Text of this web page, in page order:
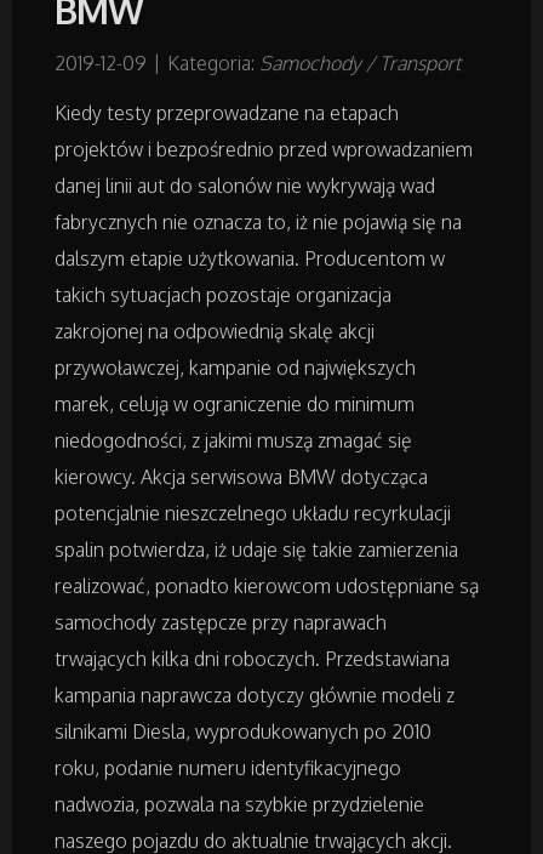
Drzwi i Okna
Nieruchomości, Działki
Domy, Mieszkania
Badania
Placówki Edukacyjne
Kursy i Szkolenia
Tłumaczenia
Książki, Czasopisma
Handel Online
Biżuteria
Dla Dzieci
BMW
2019-12-09 Kategoria: Samochody / Transport
Kiedy testy przeprowadzane na etapach
projektów i bezpośrednio przed wprowadzaniem
danej linii aut do salonów nie wykrywają wad
fabrycznych nie oznacza to, iż nie pojawią się na
dalszym etapie użytkowania. Producentom w
takich sytuacjach pozostaje organizacja
zakrojonej na odpowiednią skalę akcji
przywoławczej, kampanie od największych
marek, celują w ograniczenie do minimum
niedogodności, z jakimi muszą zmagać się
kierowcy. Akcja serwisowa BMW dotycząca
potencjalnie nieszczelnego układu recyrkulacji
spalin potwierdza, iż udaje się takie zamierzenia
realizować, ponadto kierowcom udostępniane są
samochody zastępcze przy naprawach
trwających kilka dni roboczych. Przedstawiana
kampania naprawcza dotyczy głównie modeli z
silnikami Diesla, wyprodukowanych po 2010
roku, podanie numeru identyfikacyjnego
nadwozia, pozwala na szybkie przydzielenie
naszego pojazdu do aktualnie trwających akcji.